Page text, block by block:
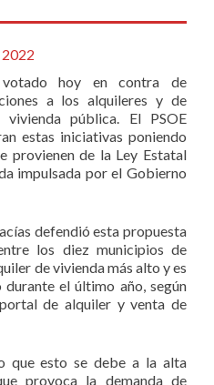
2022
hoy en contra de
a los alquileres y de
pública. El PSOE
estas iniciativas poniendo
provienen de la Ley Estatal
impulsada por el Gobierno
defendió esta propuesta
los diez municipios de
de vivienda más alto y es
el último año, según
de alquiler y venta de
que esto se debe a la alta
provoca la demanda de